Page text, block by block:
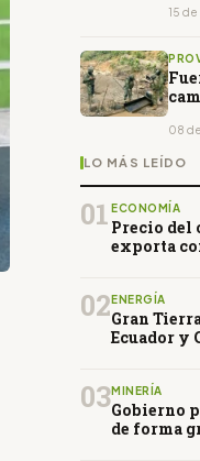
15
08
LO MÁS LEÍDO
01 ECONOMÍA
Precio del
exporta
02 ENERGÍA
Gran
Ecuador y
03MINERÍA
Gobierno
de forma